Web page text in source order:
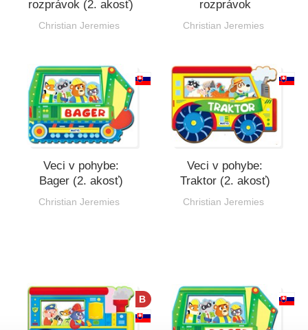
rozprávok (2. akosť)
Christian Jeremies
rozprávok
Christian Jeremies
Veci v pohybe:
Bager (2. akosť)
Christian Jeremies
Veci v pohybe:
Traktor (2. akosť)
Christian Jeremies
B